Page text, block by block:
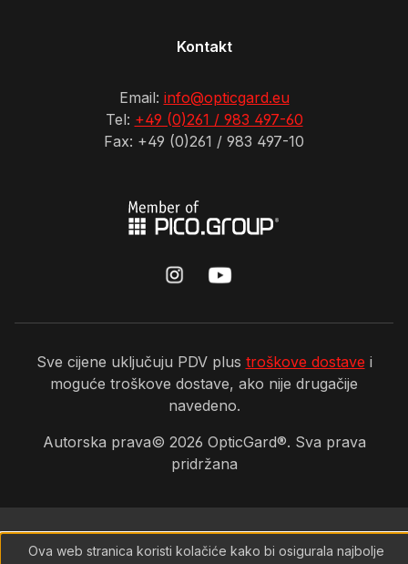
Kontakt
Email: info@opticgard.eu
Tel: +49 (0)261 / 983 497-60
Fax: +49 (0)261 / 983 497-10
Sve cijene uključuju PDV plus troškove dostave i
moguće troškove dostave, ako nije drugačije
navedeno.
Autorska prava© 2026 OpticGard®. Sva prava
pridržana
Ova web stranica koristi kolačiće kako bi osigurala najbolje